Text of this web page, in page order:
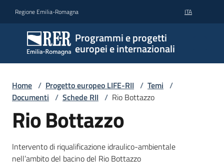
Regione Emilia-Romagna ITA
Programmi e progetti
europei e internazionali
Home / Progetto europeo LIFE-RII / Temi /
Documenti / Schede RII / Rio Bottazzo
Rio Bottazzo
Intervento di riqualificazione idraulico-ambientale
nell’ambito del bacino del Rio Bottazzo